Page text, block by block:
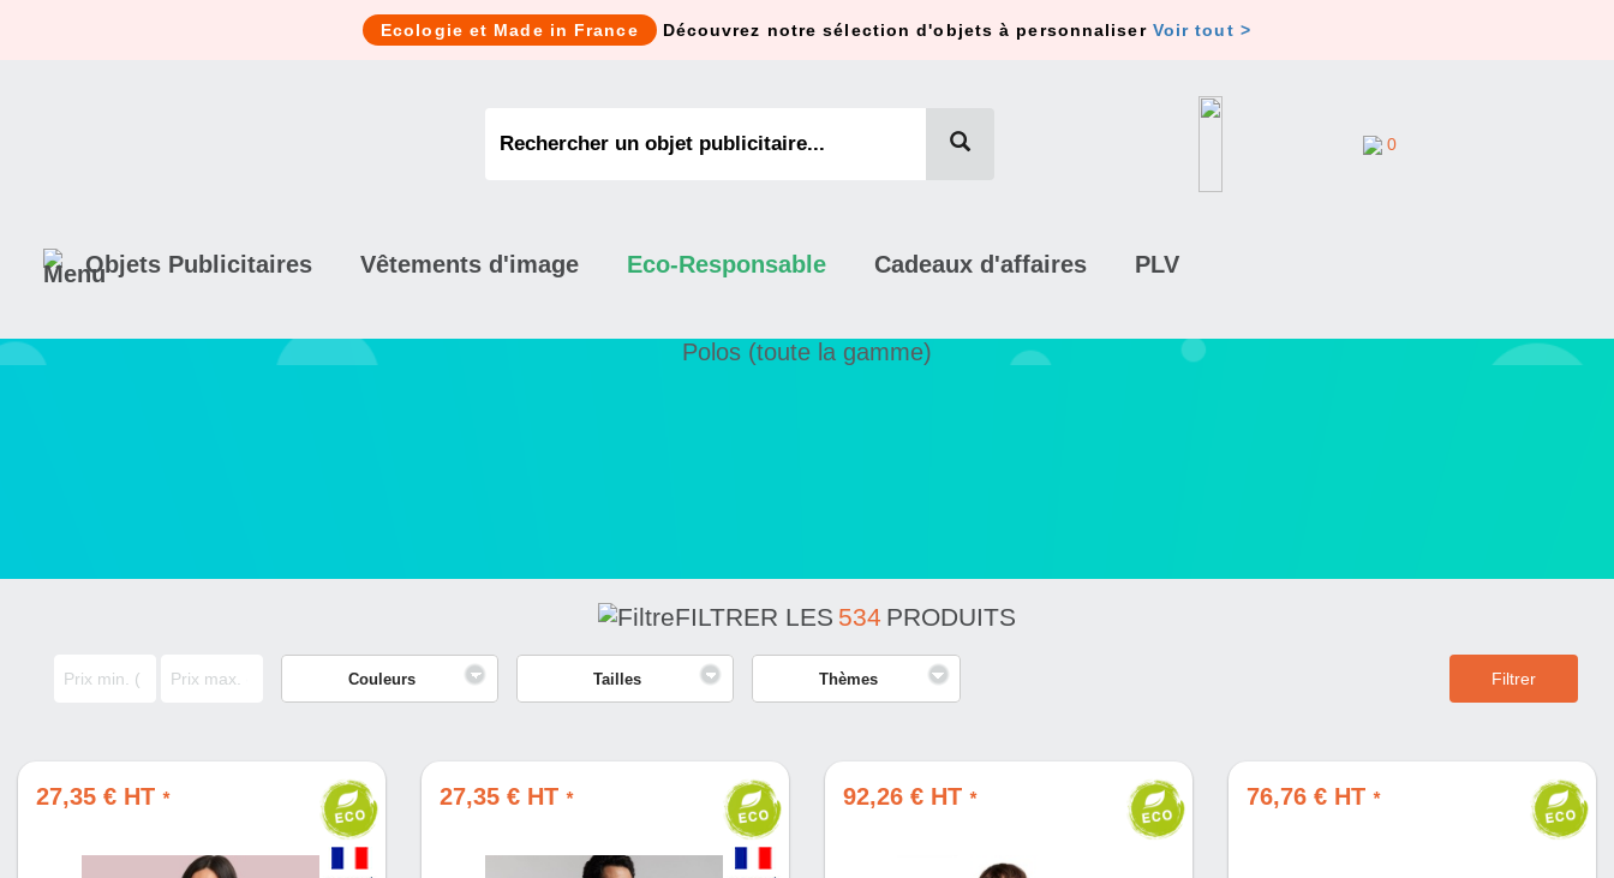
Ecologie et Made in France Découvrez notre sélection d'objets à personnaliser Voir tout >
0
Objets Publicitaires Vêtements d'image Eco-Responsable Cadeaux d'affaires PLV
Polos (toute la gamme)
FILTRER LES 534 PRODUITS
Couleurs Tailles Thèmes Filtrer
27,35 € HT * 27,35 € HT * 92,26 € HT * 76,76 € HT *